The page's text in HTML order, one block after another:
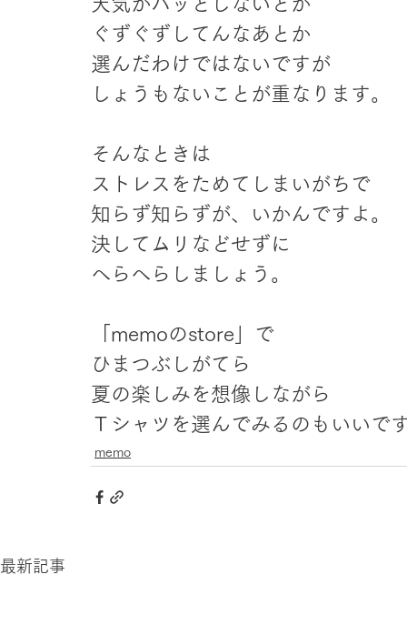
ぐずぐずしてんなあとか
選んだわけではないですが
しょうもないことが重なります。
そんなときは
ストレスをためてしまいがちで
知らず知らずが、いかんですよ。
決してムリなどせずに
へらへらしましょう。
「memoのstore」で
ひまつぶしがてら
夏の楽しみを想像しながら
Ｔシャツを選んでみるのもいいで
memo
最新記事